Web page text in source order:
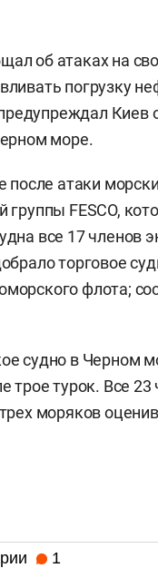
об атаках на
погрузку
Киев
море.
атаки
группы FESCO,
все 17 членов
торговое
флота;
судно в Черном
трое турок. Все 23
моряков
1